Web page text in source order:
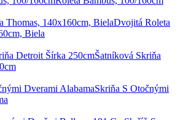
Dvojitá Roleta
Biela
Šatníková Skriňa
Skriňa S Otočnými